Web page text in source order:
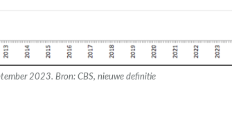
2023. Bron: CBS, nieuwe definitie